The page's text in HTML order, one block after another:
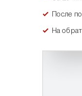
После
На